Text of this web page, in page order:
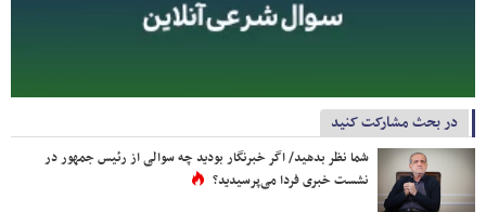
در بحث مشارکت کنید
شما نظر بدهید/ اگر خبرنگار بودید چه سوالی از رئیس جمهور در
نشست خبری فردا می‌پرسیدید؟